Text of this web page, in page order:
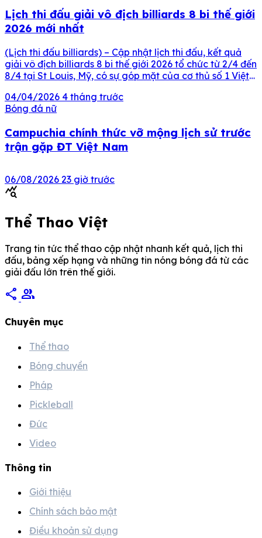
Lịch thi đấu giải vô địch billiards 8 bi thế giới
2026 mới nhất
(Lịch thi đấu billiards) – Cập nhật lịch thi đấu, kết quả
giải vô địch billiards 8 bi thế giới 2026 tổ chức từ 2/4 đến
8/4 tại St Louis, Mỹ, có sự góp mặt của cơ thủ số 1 Việt
Dương Quốc Hoàng […]
04/04/2026 4 tháng trước
Bóng đá nữ
Campuchia chính thức vỡ mộng lịch sử trước
trận gặp ĐT Việt Nam
06/08/2026 23 giờ trước
query_stats
Thể Thao Việt
Trang tin tức thể thao cập nhật nhanh kết quả, lịch thi
đấu, bảng xếp hạng và những tin nóng bóng đá từ các
giải đấu lớn trên thế giới.
share group
Chuyên mục
Thể thao
Bóng chuyền
Pháp
Pickleball
Đức
Video
Thông tin
Giới thiệu
Chính sách bảo mật
Điều khoản sử dụng